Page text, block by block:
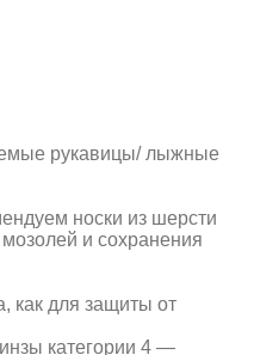
рукавицы/ лыжные
носки из шерсти
и сохранения
как для защиты от
категории 4 —